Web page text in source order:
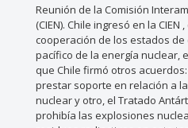
Reunión de la Comisión
(CIEN). Chile ingresó en la
cooperación de los estados
pacífico de la energía nuclear,
que Chile firmó otros
prestar soporte en relación a
nuclear y otro, el Tratado
prohibía las explosiones